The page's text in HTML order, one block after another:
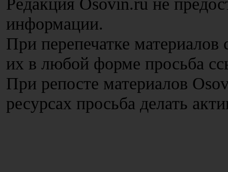
информации.
При перепечатке
их в любой форме просьба
При репосте материалов
ресурсах просьба делать